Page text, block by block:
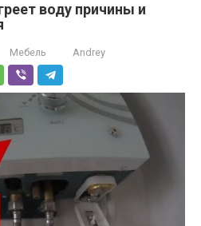
воду причины и
Мебель Andrey